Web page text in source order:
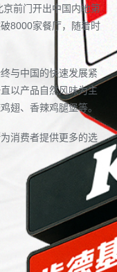
前门开出中国内地第
8000家餐厅，随着时
与中国的快速发展紧
以产品自然风味为主
翅、香辣鸡腿堡等。
消费者提供更多的选